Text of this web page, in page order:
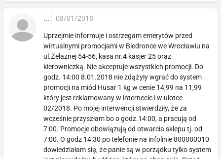
... 08/01/2018
Uprzejmie informuje i ostrzegam emerytów przed
wirtualnymi promocjami w Biedronce we Wrocławiu na
ul.Żelaznej 54-56, kasa nr.4 kasjer 25 oraz
kierowniczką. Nie akceptuje wszystkich promocji. Do
godz. 14:00 8.01.2018 nie zdążyły wgrać do system
promocji na miód Husar 1 kg w cenie 14,99 na 11,99
który jest reklamowany w internecie i w ulotce
02/2018. Po mojej interwencji stwierdziły, że za
wcześnie przyszłam bo o godz.14:00, a pracują od
7:00. Promocje obowiązują od otwarcia sklepu tj. od
7:00. O godz 14:30 po telefonie na infolinie 800080010
dowiedziałam się, że panie są w porządku tylko system